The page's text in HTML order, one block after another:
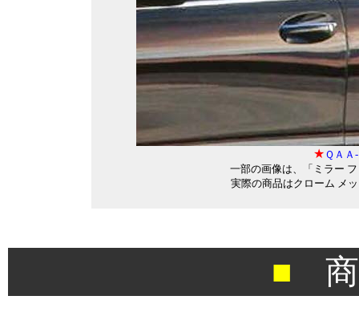
★ ＱＡ
一部の画像は、「ミラー
実際の商品はクローム メ
■